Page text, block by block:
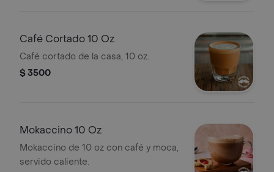
Café Cortado 10 Oz
Café cortado de la casa, 10 oz.
$ 3500
Mokaccino 10 Oz
Mokaccino de 10 oz con café y moca,
servido caliente.